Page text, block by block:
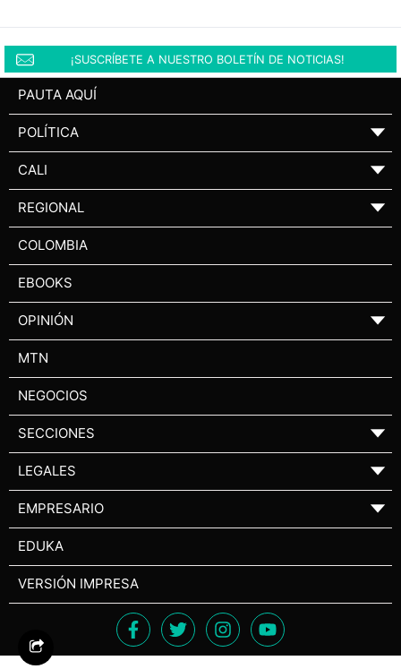
¡SUSCRÍBETE A NUESTRO BOLETÍN DE NOTICIAS!
PAUTA AQUÍ
POLÍTICA ▼
CALI ▼
REGIONAL ▼
COLOMBIA
EBOOKS
OPINIÓN ▼
MTN
NEGOCIOS
SECCIONES ▼
LEGALES ▼
EMPRESARIO ▼
EDUKA
VERSIÓN IMPRESA